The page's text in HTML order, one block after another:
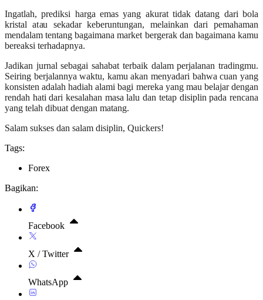
Ingatlah, prediksi harga emas yang akurat tidak datang dari bola
kristal atau sekadar keberuntungan, melainkan dari pemahaman
mendalam tentang bagaimana market bergerak dan bagaimana kamu
bereaksi terhadapnya.
Jadikan jurnal sebagai sahabat terbaik dalam perjalanan tradingmu.
Seiring berjalannya waktu, kamu akan menyadari bahwa cuan yang
konsisten adalah hadiah alami bagi mereka yang mau belajar dengan
rendah hati dari kesalahan masa lalu dan tetap disiplin pada rencana
yang telah dibuat dengan matang.
Salam sukses dan salam disiplin, Quickers!
Tags:
Forex
Bagikan:
Facebook
X / Twitter
WhatsApp